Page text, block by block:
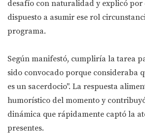
desafío con naturalidad y explicó por
dispuesto a asumir ese rol
programa.
Según manifestó, cumpliría la tarea
sido convocado porque consideraba
es un sacerdocio". La respuesta
humorístico del momento y
dinámica que rápidamente captó la
presentes.